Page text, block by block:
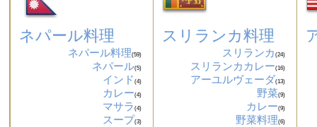
ネパール料理
ネパール料理(59)
ネパール(5)
インド(4)
カレー(4)
マサラ(4)
スープ(3)
スリランカ料理
スリランカ (24)
スリランカカレー(16)
アーユルヴェーダ(13)
野菜(9)
カレー(9)
野菜料理(6)